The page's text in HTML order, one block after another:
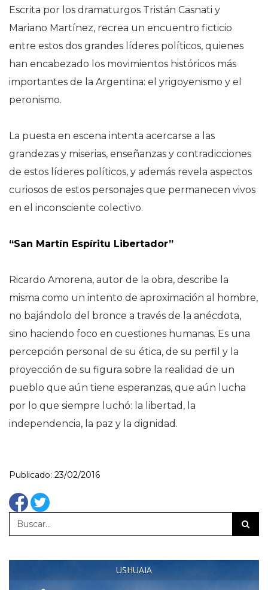
Escrita por los dramaturgos Tristán Casnati y
Mariano Martínez, recrea un encuentro ficticio
entre estos dos grandes líderes políticos, quienes
han encabezado los movimientos históricos más
importantes de la Argentina: el yrigoyenismo y el
peronismo.
La puesta en escena intenta acercarse a las
grandezas y miserias, enseñanzas y contradicciones
de estos líderes políticos, y además revela aspectos
curiosos de estos personajes que permanecen vivos
en el inconsciente colectivo.
“San Martín Espíritu Libertador”
Ricardo Amorena, autor de la obra, describe la
misma como un intento de aproximación al hombre,
no bajándolo del bronce a través de la anécdota,
sino haciendo foco en cuestiones humanas. Es una
percepción personal de su ética, de su perfil y la
proyección de su figura sobre la realidad de un
pueblo que aún tiene esperanzas, que aún lucha
por lo que siempre luchó: la libertad, la
independencia, la paz y la dignidad.
Publicado: 23/02/2016
USHUAIA